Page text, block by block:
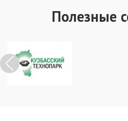
Полезные
Previous